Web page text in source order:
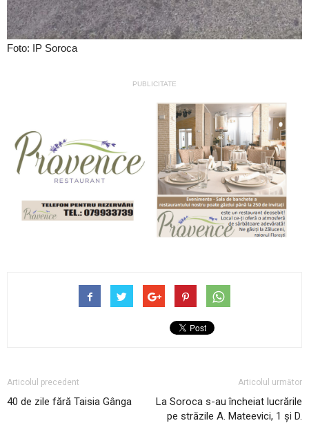
Foto: IP Soroca
PUBLICITATE
Articolul precedent
40 de zile fără Taisia Gânga
Articolul următor
La Soroca s-au încheiat lucrările
pe străzile A. Mateevici, 1 și D.